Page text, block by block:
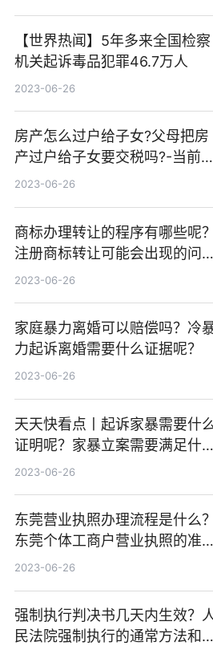
【世界热闻】5年多来全国检察
机关起诉毒品犯罪46.7万人
2023-06-26
房产怎么过户给子女?父母把房
产过户给子女要交税吗?-当前观
点
2023-06-26
商标办理转让的程序有哪些呢？
注册商标转让可能会出现的问题
有哪些呢？
2023-06-26
家庭暴力离婚可以赔偿吗？冷
力起诉离婚需要什么证据呢？
2023-06-26
天天快看点丨起诉家暴需要什
证明呢？家暴立案需要满足什么
条件呢？
2023-06-26
东莞营业执照办理流程是什么？
东莞个体工商户营业执照的准备
资料有哪些？|每日短讯
2023-06-26
强制执行判决书几天内生效？
民法院强制执行的通常方法和手